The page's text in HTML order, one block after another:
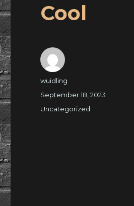
Cool
Autor
wuidling
Veröffentlicht
September 18, 2023
Kategorien
Uncategorized